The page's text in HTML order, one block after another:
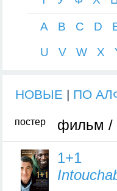
A B C D
U
V W X
НОВЫЕ | ПО
постер фильм /
1+1